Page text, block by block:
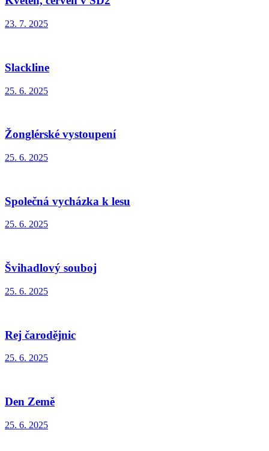
23. 7. 2025
Slackline
25. 6. 2025
Žonglérské vystoupení
25. 6. 2025
Společná vycházka k lesu
25. 6. 2025
Švihadlový souboj
25. 6. 2025
Rej čarodějnic
25. 6. 2025
Den Země
25. 6. 2025